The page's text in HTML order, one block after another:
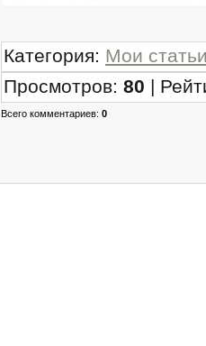
Категория: Мои
Просмотров: 80 |
Всего комментариев: 0